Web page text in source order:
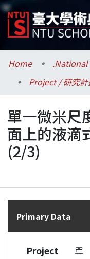
Communities &
Research Outputs
Fundings &
Researchers
Statistics
Home
Project / 研究計
單一微米尺
面上的液滴
(2/3)
Primary Data
Project
單